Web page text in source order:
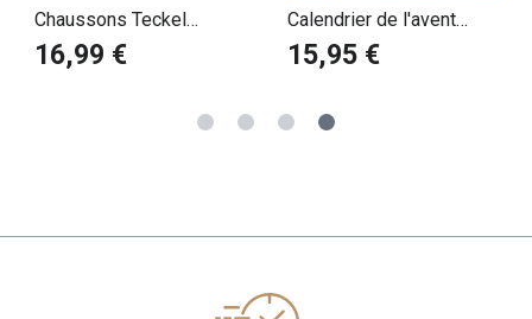
Chaussons Teckel
médaillé
16,99 €
Calendrier de l'avent
Teckel Poil Lisse
avec votre message
15,95 €